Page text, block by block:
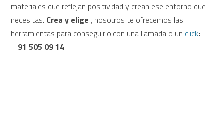
materiales que reflejan positividad y crean ese entorno que
necesitas. Crea y elige , nosotros te ofrecemos las
herramientas para conseguirlo con una llamada o un click:
91 505 09 14